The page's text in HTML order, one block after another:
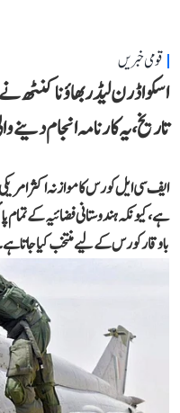
قومی خبریں
اسکواڈرن لیڈر بھاؤنا
تاریخ، یہ کارنامہ انجام دینے
ایف سی ایل کورس کا موازنہ اکثر
ہے، کیونکہ ہندوستانی فضائیہ کے
باوقار کورس کے لیے منتخب کیا جاتا